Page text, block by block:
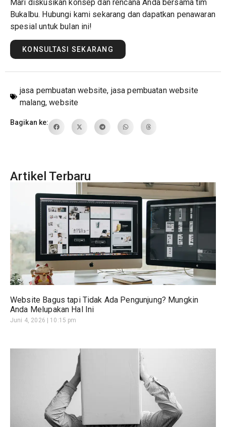
Mari diskusikan konsep dan rencana Anda bersama tim
Bukalbu. Hubungi kami sekarang dan dapatkan penawaran
spesial untuk bulan ini!
KONSULTASI SEKARANG
jasa pembuatan website, jasa pembuatan website
malang,website
Bagikan ke:
Artikel Terbaru
Website Bagus tapi Tidak Ada Pengunjung? Mungkin
Anda Melupakan Hal Ini
Juni 4, 2026 10:15 pm